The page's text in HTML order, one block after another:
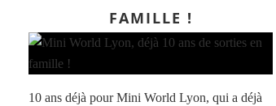
FAMILLE !
10 ans déjà pour Mini World Lyon, qui a déjà